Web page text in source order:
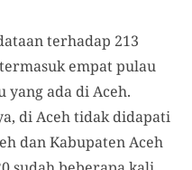
terhadap 213
empat pulau
yang ada di Aceh.
di Aceh tidak didapati
dan Kabupaten Aceh